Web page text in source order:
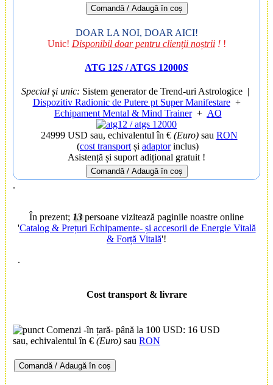
Comandă / Adaugă în coș
DOAR LA NOI, DOAR AICI!
Unic! Disponibil doar pentru clienții noștrii! !
ATG 12S / ATGS 12000S
Special și unic: Sistem generator de Trend-uri Astrologice |
Dispozitiv Radionic de Putere pt Super Manifestare+
Echipament Mental & Mind Trainer+ AO
24999 USD sau, echivalentul în € (Euro)sau RON
(cost transport și adaptorinclus)
Asistență și suport adițional gratuit !
Comandă / Adaugă în coș
.
În prezent; 13 persoane vizitează paginile noastre online
'Catalog & Prețuri Echipamente- și accesorii de Energie Vitală
& Forță Vitală'!
.
Cost transport & livrare
Comenzi -în țară- până la 100 USD: 16 USD
sau, echivalentul în € (Euro) sau RON
Comandă / Adaugă în coș